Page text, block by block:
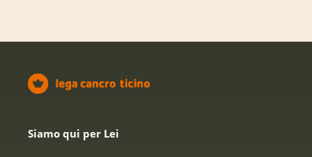
Siamo qui per Lei